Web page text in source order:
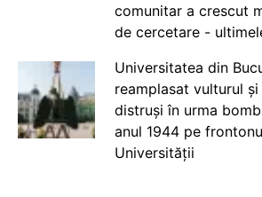
comunitar a crescut
de cercetare -
Universitatea din
reamplasat vulturul
distruși în urma
anul 1944 pe
Universității